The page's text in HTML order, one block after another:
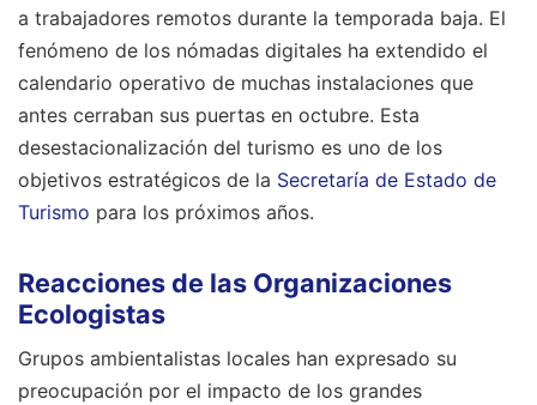
a trabajadores remotos durante la temporada baja. El
fenómeno de los nómadas digitales ha extendido el
calendario operativo de muchas instalaciones que
antes cerraban sus puertas en octubre. Esta
desestacionalización del turismo es uno de los
objetivos estratégicos de la Secretaría de Estado de
Turismo para los próximos años.
Reacciones de las Organizaciones
Ecologistas
Grupos ambientalistas locales han expresado su
preocupación por el impacto de los grandes